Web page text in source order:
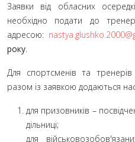
Заявки від обласних
необхідно подати до
адресою:
року.
Для спортсменів та тренерів
разом із заявкою додаються
для призовників –
дільниці;
для